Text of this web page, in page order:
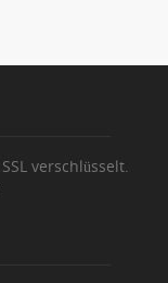
verschlüsselt.